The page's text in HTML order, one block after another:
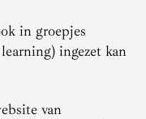
in groepjes
ingezet kan
van